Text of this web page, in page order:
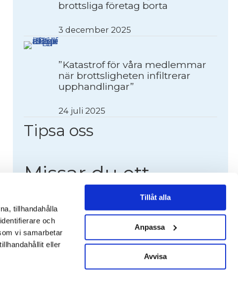
tillhandahålla
och
vi samarbetar
eller
Tillåt alla
Anpassa
Avvisa
brottsliga företag borta
3 december 2025
”Katastrof för våra medlemmar
när brottsligheten infiltrerar
upphandlingar”
24 juli 2025
Tipsa oss
Missar du ett
Berätta om ett branschevenemang.
Skicka ett mail till
info@stadbranschensverige.se